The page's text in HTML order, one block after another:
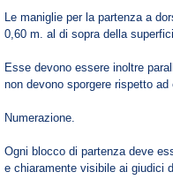
Le maniglie per la partenza a
0,60 m. al di sopra della
Esse devono essere inoltre
non devono sporgere rispetto ad
Numerazione.
Ogni blocco di partenza deve
e chiaramente visibile ai giudici